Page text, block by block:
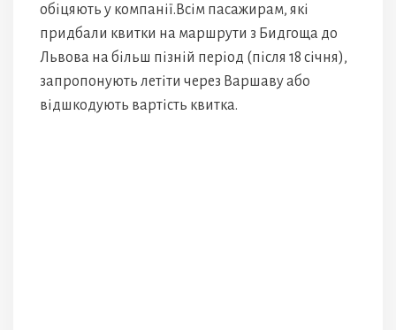
обіцяють у компанії.Всім пасажирам, які
придбали квитки на маршрути з Бидгоща до
Львова на більш пізній період (після 18 січня),
запропонують летіти через Варшаву або
відшкодують вартість квитка.